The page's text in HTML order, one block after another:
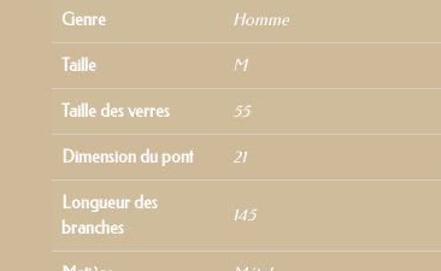
Genre Homme
Taille M
Taille des verres 55
Dimension du pont 21
Longueur des
branches
145